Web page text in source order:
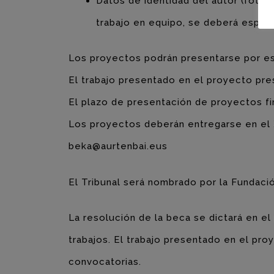
trabajo en equipo, se deberá
Los proyectos podrán presentarse por
El trabajo presentado en el proyecto
El plazo de presentación de proyectos
Los proyectos deberán entregarse en
beka@aurtenbai.eus
El Tribunal será nombrado por la
La resolución de la beca se dictará en
trabajos. El trabajo presentado en el
convocatorias.